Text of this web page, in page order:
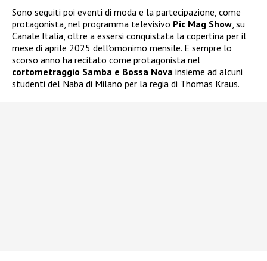
Sono seguiti poi eventi di moda e la partecipazione, come
protagonista, nel programma televisivo Pic Mag Show, su
Canale Italia, oltre a essersi conquistata la copertina per il
mese di aprile 2025 dell’omonimo mensile. E sempre lo
scorso anno ha recitato come protagonista nel
cortometraggio Samba e Bossa Nova insieme ad alcuni
studenti del Naba di Milano per la regia di Thomas Kraus.